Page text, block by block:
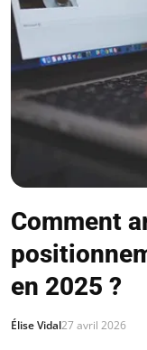
Comment
en 2025 ?
Élise Vidal27 avril 2026